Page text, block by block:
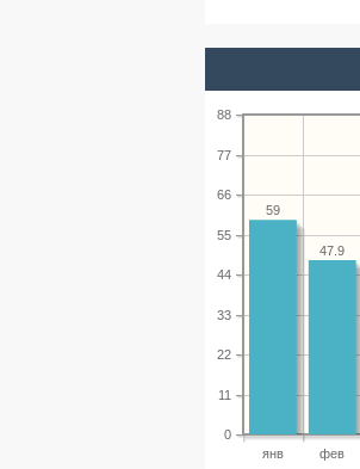
янв фев
0
11
22
33
44
55
66
77
88
47.9
59